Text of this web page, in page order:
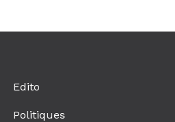
Edito
Politiques